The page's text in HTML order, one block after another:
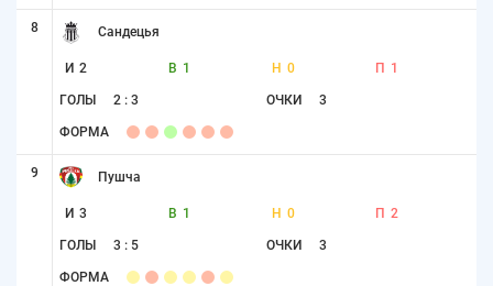
8 Сандецья
И 2 В 1 Н 0 П 1
ГОЛЫ 2 : 3 ОЧКИ 3
ФОРМА
9 Пушча
И 3 В 1 Н 0 П 2
ГОЛЫ 3 : 5 ОЧКИ 3
ФОРМА